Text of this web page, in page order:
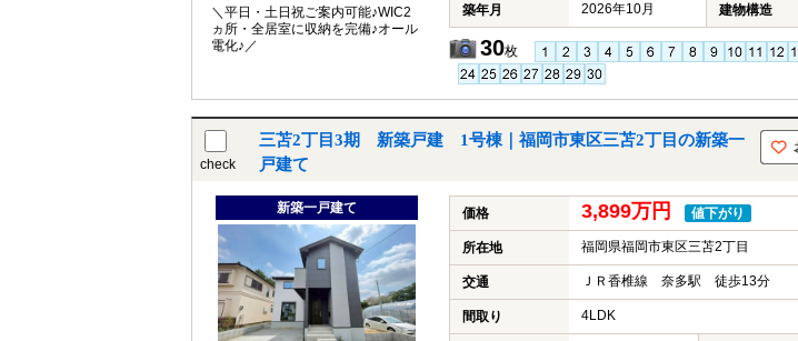
＼平日・土日祝ご案内可能♪WIC2
ヵ所・全居室に収納を完備♪オール
電化♪／
築年月 2026年10月 建物構造
30枚
check
三苫2丁目3期 新築戸建 1号棟｜福岡市東区三苫2丁目の新築一
戸建て
新築一戸建て 価格 3,899万円 値下がり
所在地 福岡県福岡市東区三苫2丁目
交通 ＪＲ香椎線 奈多駅 徒歩13分
間取り 4LDK